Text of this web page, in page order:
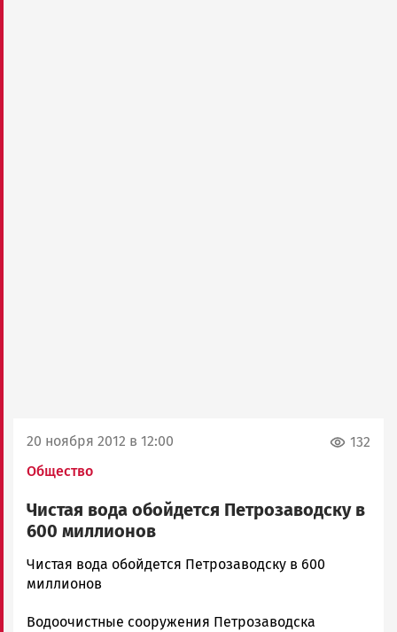
20 ноября 2012 в 12:00
Общество
132
Чистая вода обойдется Петрозаводску в
600 миллионов
admintimur
Новости
и
Чистая вода обойдется Петрозаводску в 600
миллионов
Водоочистные сооружения Петрозаводска